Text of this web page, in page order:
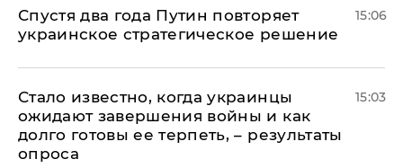
Спустя два года Путин повторяет
украинское стратегическое решение
15:06
Стало известно, когда украинцы
ожидают завершения войны и как
долго готовы ее терпеть, – результаты
опроса
15:03